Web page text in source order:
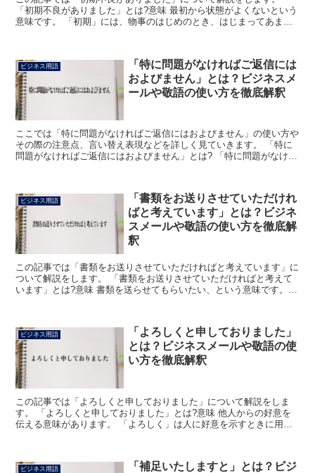
「初期不良がありました」とは?意味 最初から状態がよくないという
意味です。 「初期」には、物事のはじめのとき、はじまってあまり
ビジネス用語
「特に問題がなければご返信には
およびません」とは？ビジネスメ
ールや敬語の使い方を徹底解釈
ここでは「特に問題がなければご返信にはおよびません」の使い方や
その際の注意点、言い替え表現などを詳しく見ていきます。 「特に
問題がなければご返信にはおよびません」とは? 「特に問題がなけれ
ビジネス用語
「書類をお送りさせていただけれ
ばと考えています」とは？ビジネ
スメールや敬語の使い方を徹底解
釈
この記事では「書類をお送りさせていただければと考えています」に
ついて解説をします。 「書類をお送りさせていただければと考えて
います」とは?意味 書類を送らせてもらいたい、という意味です。
ビジネス用語
「よろしくと申しておりました」
とは？ビジネスメールや敬語の使
い方を徹底解釈
この記事では「よろしくと申しておりました」について解説をしま
す。 「よろしくと申しておりました」とは?意味 他人からの好意を
伝える意味があります。 「よろしく」は人に好意を示すときに用い
ビジネス用語
「補足いたしますと」とは？ビジ